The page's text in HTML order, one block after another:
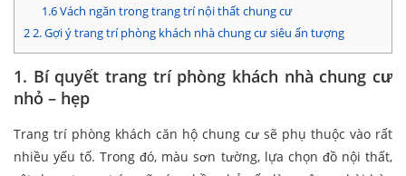
1.6Vách ngăn trong trang trí nội thất chung cư
22. Gợi ý trang trí phòng khách nhà chung cư siêu ấn tượng
1. Bí quyết trang trí phòng khách nhà chung cư
nhỏ – hẹp
Trang trí phòng khách căn hộ chung cư sẽ phụ thuộc vào rất
nhiều yếu tố. Trong đó, màu sơn tường, lựa chọn đồ nội thất,